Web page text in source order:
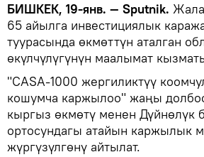
БИШКЕК, 19-янв. — Sputnik.
65 айылга инвестициялык
туурасында өкмөттүн аталган
өкүлчүлүгүнүн маалымат
"CASA-1000 жергиликтүү
кошумча каржылоо" жаңы
кыргыз өкмөтү менен Дүйнөлүк
ортосундагы атайын каржылык
жүргүзүлгөнү айтылат.